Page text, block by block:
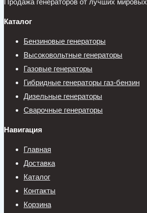
Каталог
Бензиновые генераторы
Высоковольтные генераторы
Газовые генераторы
Гибридные генераторы газ-бензин
Дизельные генераторы
Сварочные генераторы
Навигация
Главная
Доставка
Каталог
Контакты
Корзина